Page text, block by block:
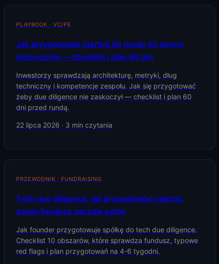
PLAYBOOK · VC/PE
Jak przygotować startup do rundy od strony
technicznej — checklist i plan 60 dni
Inwestorzy sprawdzają architekturę, metryki, dług
techniczny i kompetencje zespołu. Jak się przygotować
żeby due diligence nie zaskoczył — checklist i plan 60
dni przed rundą.
22 lipca 2026 · 3 min czytania
PRZEWODNIK · FUNDRAISING
Tech due diligence: jak przygotować startup,
zanim fundusz zacznie pytać
Jak founder przygotowuje spółkę do tech due diligence.
Checklist 10 obszarów, które sprawdza fundusz, typowe
red flags i plan przygotowań na 4-6 tygodni.